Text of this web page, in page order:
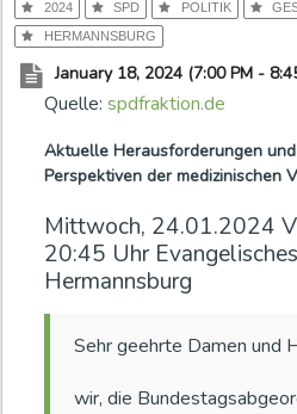
2024 SPD POLITIK
HERMANNSBURG
January 18, 2024 (7:00 PM -
Quelle: spdfraktion.de
Aktuelle Herausforderungen und
Perspektiven der medizinischen
Mittwoch, 24.01.2024
20:45 Uhr
Hermannsburg
Sehr geehrte Damen und
wir, die